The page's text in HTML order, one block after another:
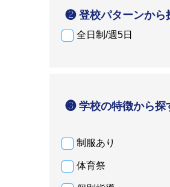
❷ 登校パターンから
全日制/週5日
❸ 学校の特徴から探
制服あり
体育祭